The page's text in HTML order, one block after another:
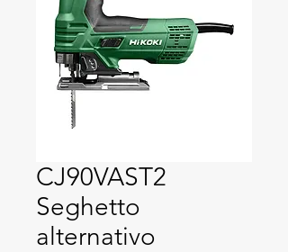
CJ90VAST2
Seghetto
alternativo